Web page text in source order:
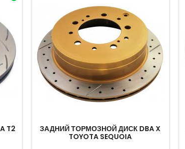
T2
ЗАДНИЙ ТОРМОЗНОЙ ДИСК DBA X
TOYOTA SEQUOIA